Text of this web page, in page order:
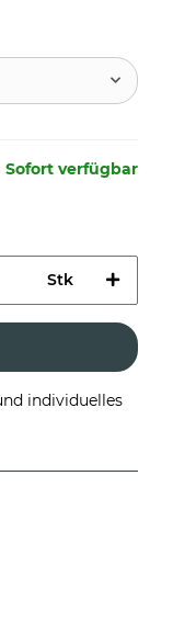
Sofort verfügbar
Stk
individuelles